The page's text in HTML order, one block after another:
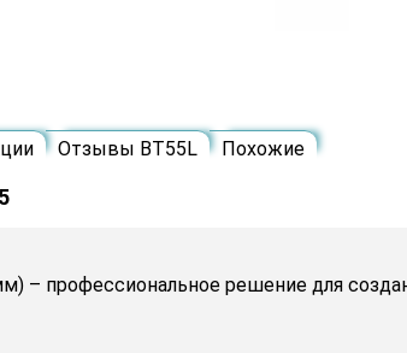
Отзывы BT55L Похожие
– профессиональное решение для